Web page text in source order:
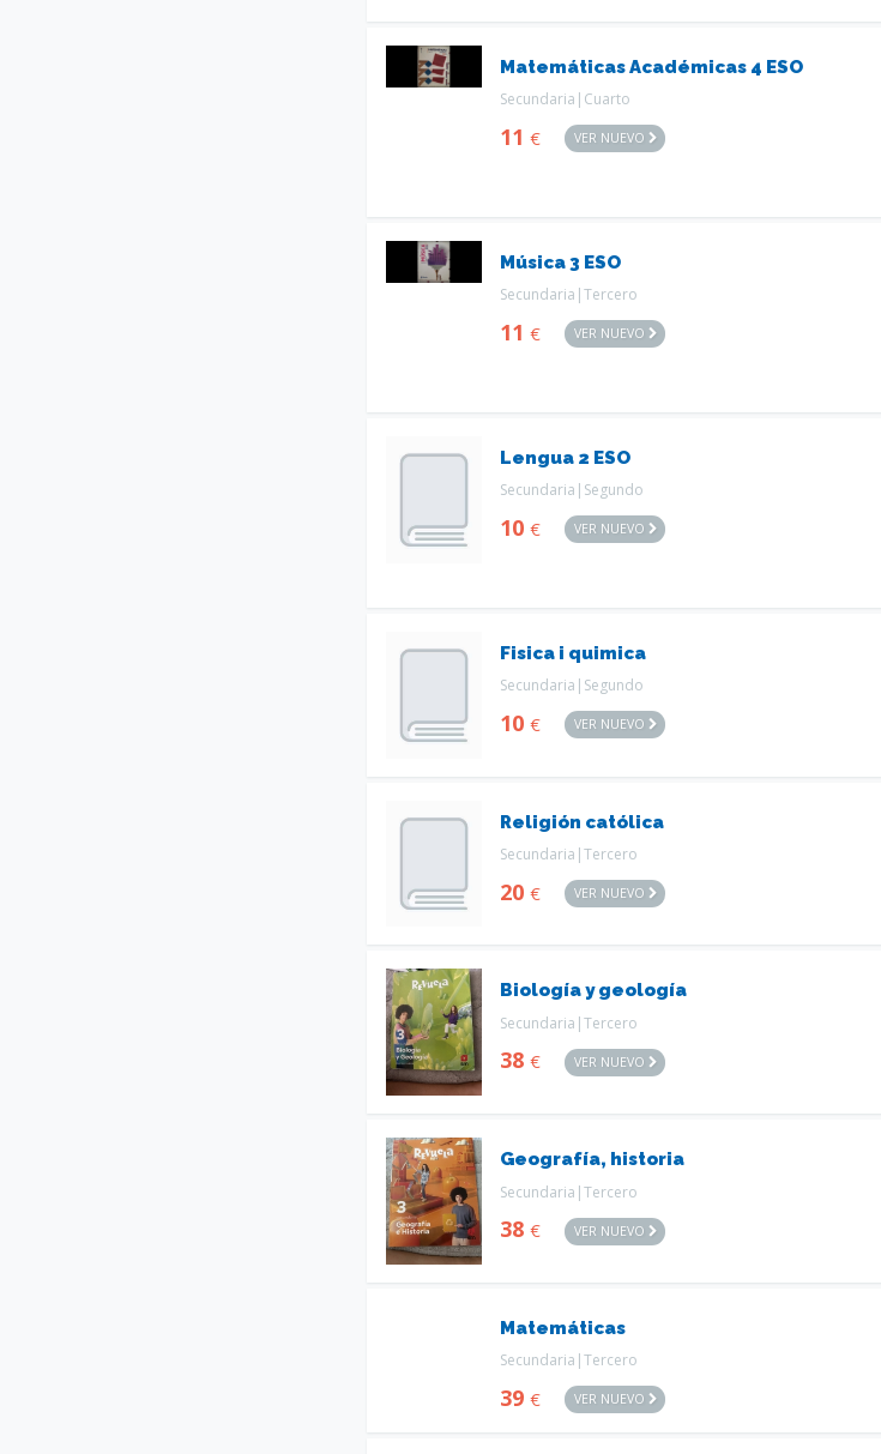
Matemáticas Académicas 4 ESO
Secundaria|Cuarto
11 € VER NUEVO
Música 3 ESO
Secundaria|Tercero
11 € VER NUEVO
Lengua 2 ESO
Secundaria|Segundo
10 € VER NUEVO
Fisica i quimica
Secundaria|Segundo
10 € VER NUEVO
Religión católica
Secundaria|Tercero
20 € VER NUEVO
Biología y geología
Secundaria|Tercero
38 € VER NUEVO
Geografía, historia
Secundaria|Tercero
38 € VER NUEVO
Matemáticas
Secundaria|Tercero
39 € VER NUEVO